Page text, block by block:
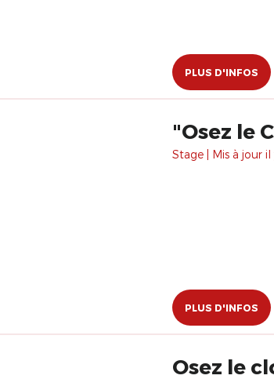
PLUS D'INFOS
"Osez le
Stage | Mis à jour il
PLUS D'INFOS
Osez le